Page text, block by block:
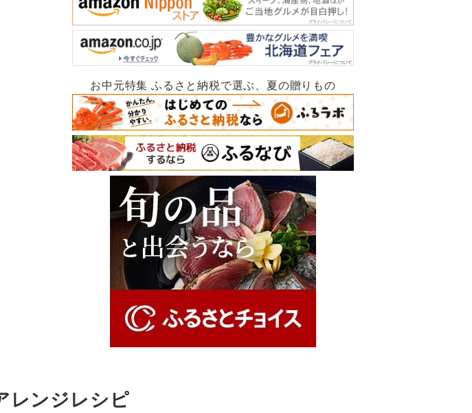
お中元特集 ふるさと納税で選ぶ、夏の贈りもの
レンジレシピ